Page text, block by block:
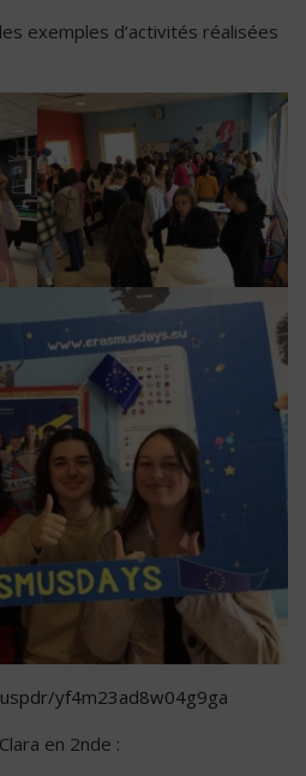
exemples d’activités réalisées
yf4m23ad8w04g9ga
en 2nde :